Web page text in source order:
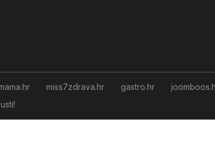
miss7zdrava.hr gastro.hr